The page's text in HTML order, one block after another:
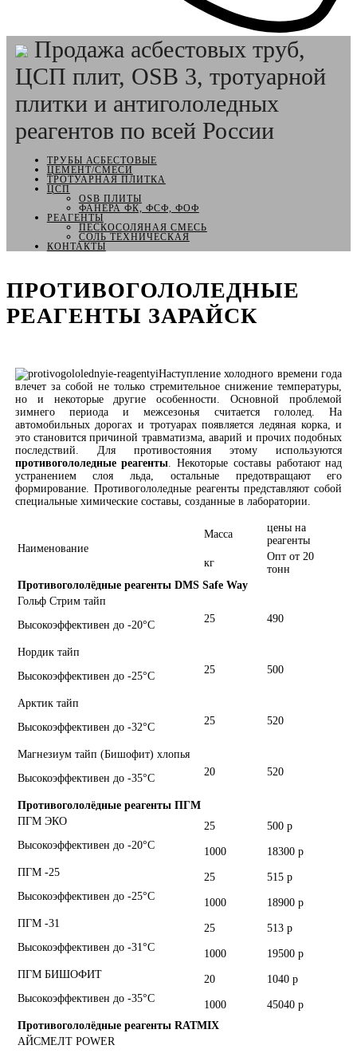
Продажа асбестовых труб,
ЦСП плит, OSB 3, тротуарной
плитки и антигололедных
реагентов по всей России
ТРУБЫ АСБЕСТОВЫЕ
ЦЕМЕНТ/СМЕСИ
ТРОТУАРНАЯ ПЛИТКА
ЦСП
OSB ПЛИТЫ
ФАНЕРА ФК, ФСФ, ФОФ
РЕАГЕНТЫ
ПЕСКОСОЛЯНАЯ СМЕСЬ
СОЛЬ ТЕХНИЧЕСКАЯ
КОНТАКТЫ
ПРОТИВОГОЛОЛЕДНЫЕ
РЕАГЕНТЫ ЗАРАЙСК
Наступление холодного времени года
влечет за собой не только стремительное снижение температуры,
но и некоторые другие особенности. Основной проблемой
зимнего периода и межсезонья считается гололед. На
автомобильных дорогах и тротуарах появляется ледяная корка, и
это становится причиной травматизма, аварий и прочих подобных
последствий. Для противостояния этому используются
противогололедные реагенты . Некоторые составы работают над
устранением слоя льда, остальные предотвращают его
формирование. Противогололедные реагенты представляют собой
специальные химические составы, созданные в лаборатории.
Наименование
Масса
цены на
реагенты
кг
Опт от 20
тонн
Противогололёдные реагенты DMS Safe Way
Гольф Стрим тайп
Высокоэффективен до -20°С
25 490
Нордик тайп
Высокоэффективен до -25°С
25 500
Арктик тайп
Высокоэффективен до -32°С
25 520
Магнезиум тайп (Бишофит) хлопья
Высокоэффективен до -35°С
20 520
Противогололёдные реагенты ПГМ
ПГМ ЭКО
Высокоэффективен до -20°С
25 500 р
1000
18300 р
ПГМ -25
Высокоэффективен до -25°С
25 515 р
1000
18900 р
ПГМ -31
Высокоэффективен до -31°С
25 513 р
1000
19500 р
ПГМ БИШОФИТ
Высокоэффективен до -35°С
20 1040 р
1000
45040 р
Противогололёдные реагенты RATMIX
АЙСМЕЛТ POWER